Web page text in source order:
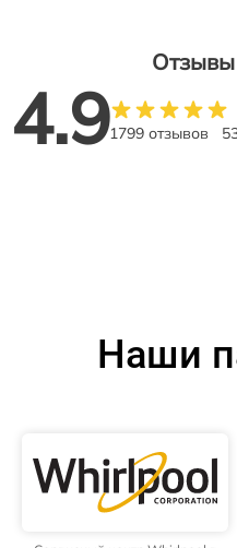
Отзывы
4.91799 отзывов
Наши